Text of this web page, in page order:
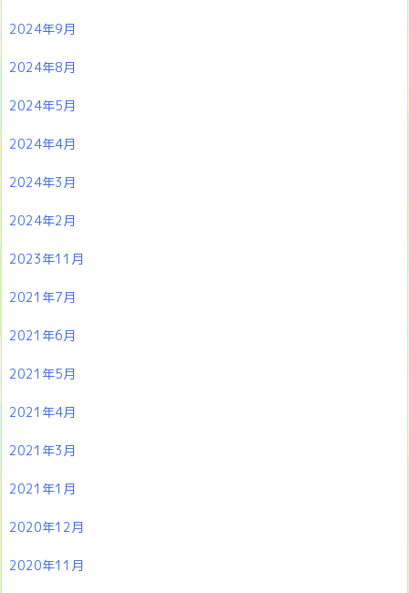
2024年9月
2024年8月
2024年5月
2024年4月
2024年3月
2024年2月
2023年11月
2021年7月
2021年6月
2021年5月
2021年4月
2021年3月
2021年1月
2020年12月
2020年11月